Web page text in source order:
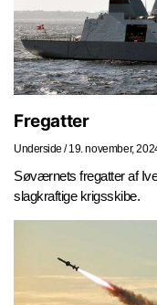
Fregatter
Underside / 19. november,
Søværnets fregatter af
slagkraftige krigsskibe.